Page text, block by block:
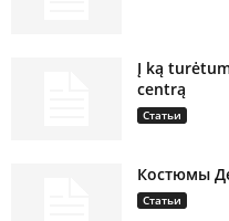
Į ką
centrą
Статьи
Костюмы
Статьи